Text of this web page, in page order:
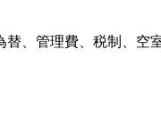
替、管理費、税制、空